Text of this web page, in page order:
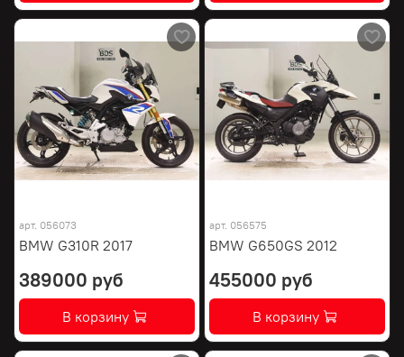
арт. 056073
BMW G310R 2017
389000 руб
В корзину
арт. 056575
BMW G650GS 2012
455000 руб
В корзину